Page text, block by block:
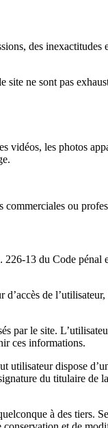
des inexactitudes
ne sont pas
vidéos, les photos
commerciales ou
13 du Code
de
par le site.
ces informations.
dispose
du titulaire de
à des tiers.